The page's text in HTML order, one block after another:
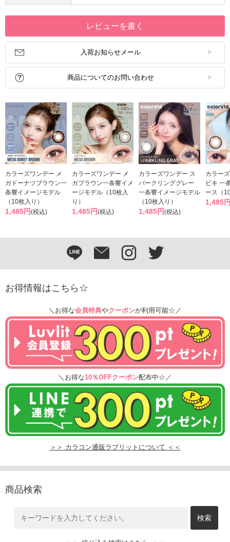
レビューを書く
入荷お知らせメール
商品についてのお問い合わせ
カラーズワンデー メ
ガドーナツブラウン一
条響イメージモデル
（10枚入り）
1,485円(税込)
カラーズワンデー メ
ガブラウン一条響イメ
ージモデル（10枚入
り）
1,485円(税込)
カラーズワンデー ス
パークリンググレー
一条響イメージモデル
（10枚入り）
1,485円(税込)
カラー
ビキ 一
ース（
1,485
お得情報はこちら☆
＼お得な会員特典やクーポンが利用可能☆／
＼お得な10％OFFクーポン配布中☆／
＞＞ カラコン通販ラブリットについて ＜＜
商品検索